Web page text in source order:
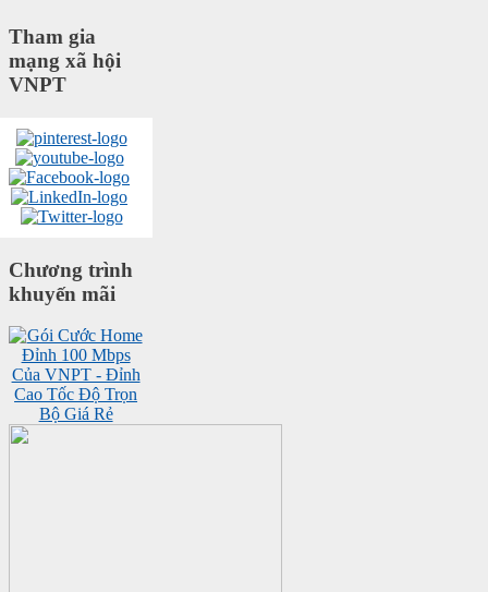
Tham gia
mạng xã hội
VNPT
Chương trình
khuyến mãi